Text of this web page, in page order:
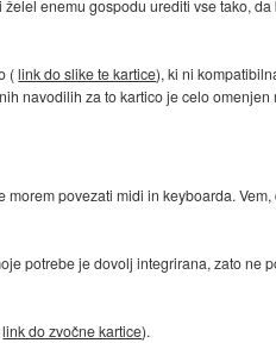
želel enemu gospodu urediti vse tako,
(link do slike te kartice), ki ni
navodilih za to kartico je celo omenjen
morem povezati midi in keyboarda.
potrebe je dovolj integrirana, zato ne
link do zvočne kartice).